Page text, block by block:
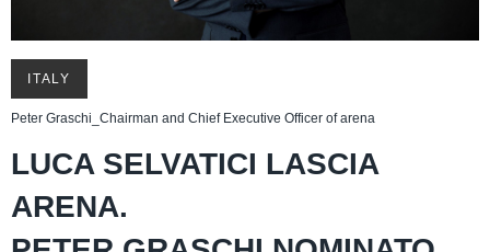
ITALY
Peter Graschi_Chairman and Chief Executive Officer of arena
LUCA SELVATICI LASCIA
ARENA.